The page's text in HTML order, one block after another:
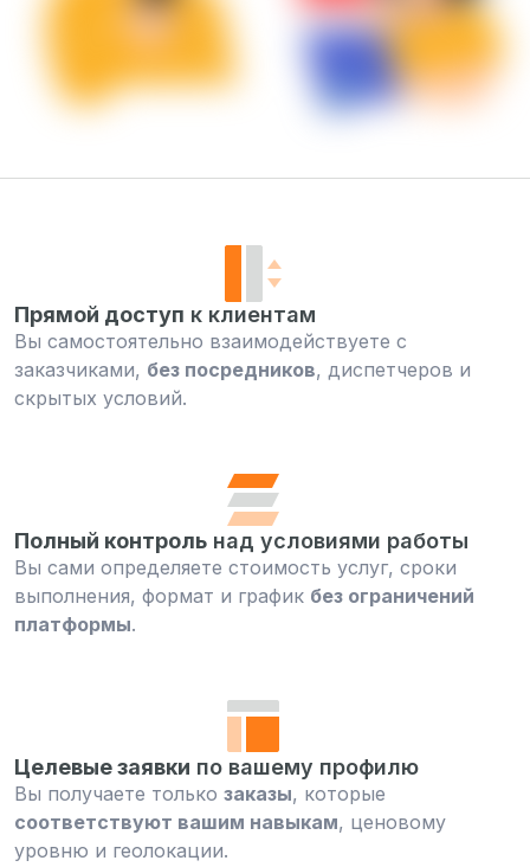
Прямой доступ к клиентам
Вы самостоятельно взаимодействуете с
заказчиками, без посредников, диспетчеров и
скрытых условий.
Полный контроль над условиями работы
Вы сами определяете стоимость услуг, сроки
выполнения, формат и график без ограничений
платформы.
Целевые заявки по вашему профилю
Вы получаете только заказы, которые
соответствуют вашим навыкам, ценовому
уровню и геолокации.